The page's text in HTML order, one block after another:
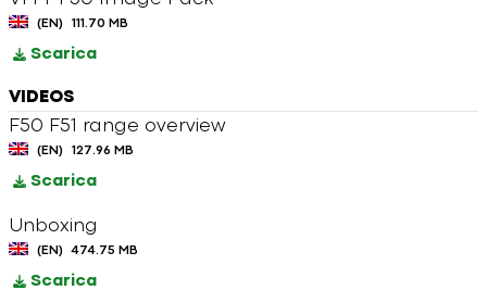
(EN) 111.70 MB
Scarica
VIDEOS
F50 F51 range overview
(EN) 127.96 MB
Scarica
Unboxing
(EN) 474.75 MB
Scarica